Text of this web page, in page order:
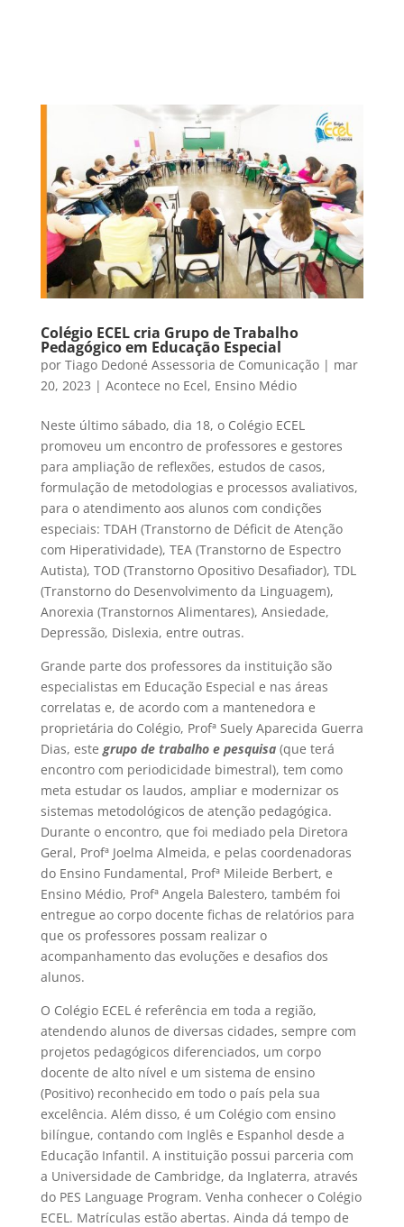
Colégio ECEL cria Grupo de Trabalho
Pedagógico em Educação Especial
por Tiago Dedoné Assessoria de Comunicação| mar
20, 2023 | Acontece no Ecel, Ensino Médio
Neste último sábado, dia 18, o Colégio ECEL
promoveu um encontro de professores e gestores
para ampliação de reflexões, estudos de casos,
formulação de metodologias e processos avaliativos,
para o atendimento aos alunos com condições
especiais: TDAH (Transtorno de Déficit de Atenção
com Hiperatividade), TEA (Transtorno de Espectro
Autista), TOD (Transtorno Opositivo Desafiador), TDL
(Transtorno do Desenvolvimento da Linguagem),
Anorexia (Transtornos Alimentares), Ansiedade,
Depressão, Dislexia, entre outras.
Grande parte dos professores da instituição são
especialistas em Educação Especial e nas áreas
correlatas e, de acordo com a mantenedora e
proprietária do Colégio, Profª Suely Aparecida Guerra
Dias, este grupo de trabalho e pesquisa(que terá
encontro com periodicidade bimestral), tem como
meta estudar os laudos, ampliar e modernizar os
sistemas metodológicos de atenção pedagógica.
Durante o encontro, que foi mediado pela Diretora
Geral, Profª Joelma Almeida, e pelas coordenadoras
do Ensino Fundamental, Profª Mileide Berbert, e
Ensino Médio, Profª Angela Balestero, também foi
entregue ao corpo docente fichas de relatórios para
que os professores possam realizar o
acompanhamento das evoluções e desafios dos
alunos.
O Colégio ECEL é referência em toda a região,
atendendo alunos de diversas cidades, sempre com
projetos pedagógicos diferenciados, um corpo
docente de alto nível e um sistema de ensino
(Positivo) reconhecido em todo o país pela sua
excelência. Além disso, é um Colégio com ensino
bilíngue, contando com Inglês e Espanhol desde a
Educação Infantil. A instituição possui parceria com
a Universidade de Cambridge, da Inglaterra, através
do PES Language Program. Venha conhecer o Colégio
ECEL. Matrículas estão abertas. Ainda dá tempo de